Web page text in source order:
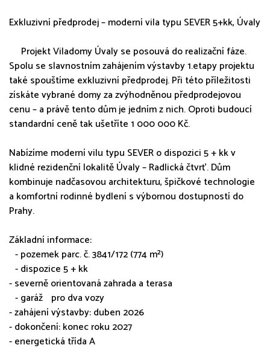
Exkluzivní předprodej – moderní vila typu SEVER 5+kk, Úvaly
Projekt Viladomy Úvaly se posouvá do realizační fáze.
Spolu se slavnostním zahájením výstavby 1.etapy projektu
také spouštíme exkluzivní předprodej. Při této příležitosti
získáte vybrané domy za zvýhodněnou předprodejovou
cenu – a právě tento dům je jedním z nich. Oproti budoucí
standardní ceně tak ušetříte 1 000 000 Kč.
Nabízíme moderní vilu typu SEVER o dispozici 5 + kk v
klidné rezidenční lokalitě Úvaly – Radlická čtvrť. Dům
kombinuje nadčasovou architekturu, špičkové technologie
a komfortní rodinné bydlení s výbornou dostupností do
Prahy.
Základní informace:
- pozemek parc. č. 3841/172 (774 m²)
- dispozice 5 + kk
- severně orientovaná zahrada a terasa
- garáž pro dva vozy
- zahájení výstavby: duben 2026
- dokončení: konec roku 2027
- energetická třída A